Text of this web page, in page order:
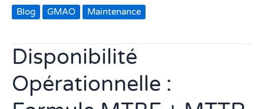
Blog GMAO Maintenance
Disponibilité
Opérationnelle :
Disponibilité
Opérationnelle
:
Formule
MTBF